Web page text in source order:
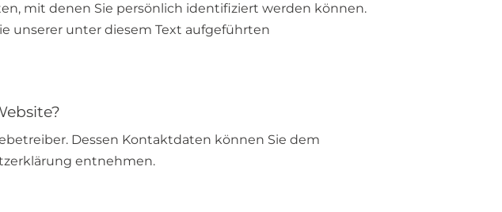
mit denen Sie persönlich identifiziert werden können.
unserer unter diesem Text aufgeführten
Dessen Kontaktdaten können Sie dem
entnehmen.